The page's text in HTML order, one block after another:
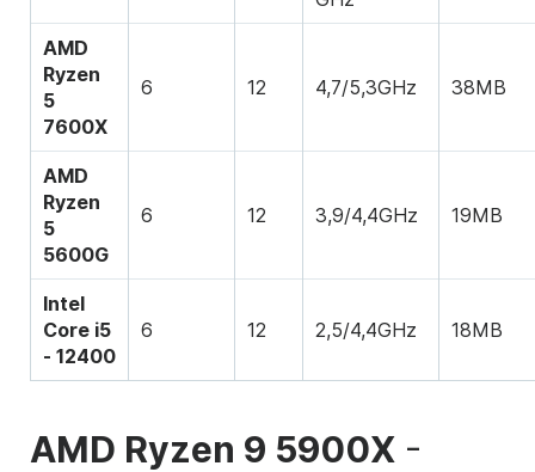
AMD
Ryzen
5
7600X
6 12 4,7/5,3GHz 38MB
AMD
Ryzen
5
5600G
6 12 3,9/4,4GHz 19MB
Intel
Core i5
- 12400
6 12 2,5/4,4GHz 18MB
AMD Ryzen 9 5900X -